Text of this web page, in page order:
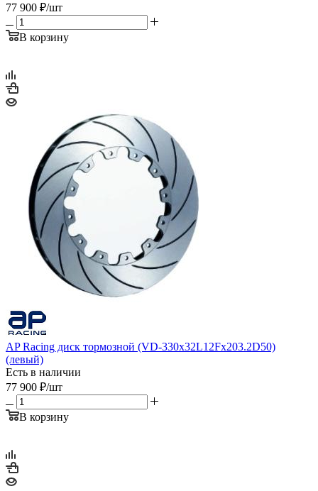
77 900 ₽/шт
В корзину
AP Racing диск тормозной (VD-330x32L12Fx203.2D50)
(левый)
Есть в наличии
77 900 ₽/шт
В корзину